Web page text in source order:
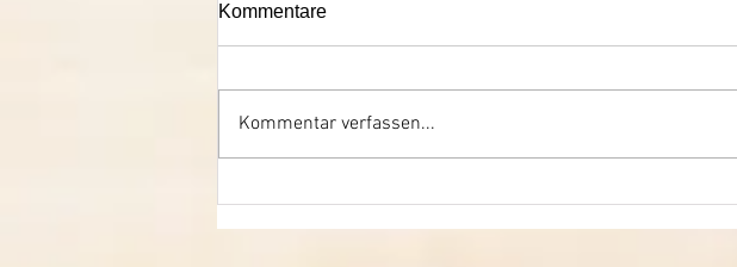
Kommentare
Kommentar verfassen...